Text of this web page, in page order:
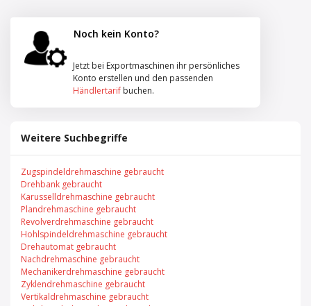
Noch kein Konto?
Jetzt bei Exportmaschinen ihr persönliches
Konto erstellen und den passenden
Händlertarif buchen.
Weitere Suchbegriffe
Zugspindeldrehmaschine gebraucht
Drehbank gebraucht
Karusselldrehmaschine gebraucht
Plandrehmaschine gebraucht
Revolverdrehmaschine gebraucht
Hohlspindeldrehmaschine gebraucht
Drehautomat gebraucht
Nachdrehmaschine gebraucht
Mechanikerdrehmaschine gebraucht
Zyklendrehmaschine gebraucht
Vertikaldrehmaschine gebraucht